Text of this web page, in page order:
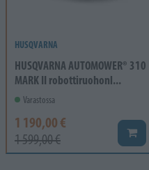
HUSQVARNA
HUSQVARNA AUTOMOWER® 310
MARK II robottiruohonl...
Varastossa
1 190,00 €
1 599,00 €